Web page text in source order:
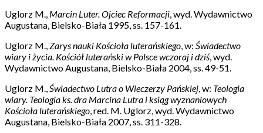
Uglorz M., Marcin Luter. Ojciec Reformacji, wyd. Wydawnictwo
Augustana, Bielsko-Biała 1995, ss. 157-161.
Uglorz M.,Zarys nauki Kościoła luterańskiego, w: Świadectwo
wiary i życia. Kościół luterański w Polsce wczoraj i dziś, wyd.
Wydawnictwo Augustana, Bielsko-Biała 2004, ss. 49-51.
Uglorz M.,Świadectwo Lutra o Wieczerzy Pańskiej, w: Teologia
wiary. Teologia ks. dra Marcina Lutra i ksiąg wyznaniowych
Kościoła luterańskiego, red. M. Uglorz, wyd. Wydawnictwo
Augustana, Bielsko-Biała 2007, ss. 311-328.